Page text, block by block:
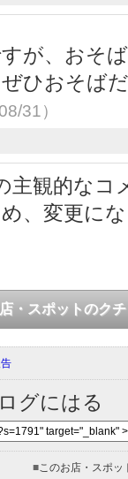
が、おそ
ひおそば
31）
観的なコ
、変更に
・スポットのク
グにはる
■このお店・スポッ